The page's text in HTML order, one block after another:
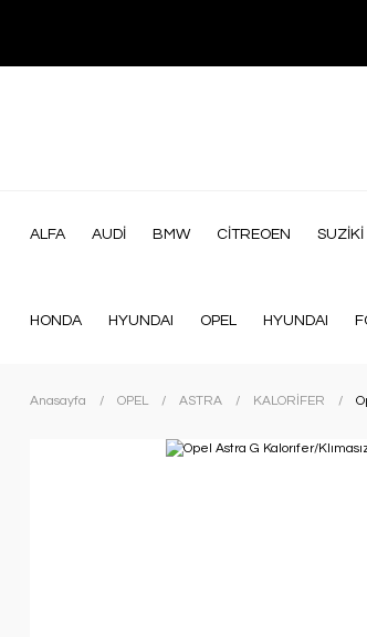
ALFA AUDİ BMW CİTREOEN SUZİKİ
HONDA HYUNDAI OPEL HYUNDAI
Anasayfa OPEL ASTRA KALORİFER